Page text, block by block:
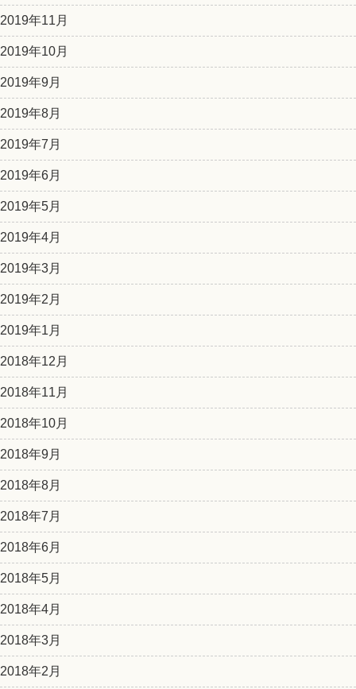
2019年11月
2019年10月
2019年9月
2019年8月
2019年7月
2019年6月
2019年5月
2019年4月
2019年3月
2019年2月
2019年1月
2018年12月
2018年11月
2018年10月
2018年9月
2018年8月
2018年7月
2018年6月
2018年5月
2018年4月
2018年3月
2018年2月